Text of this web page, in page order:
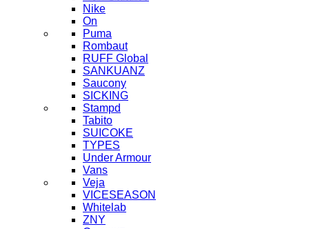
Nike
On
Puma
Rombaut
RUFF Global
SANKUANZ
Saucony
SICKING
Stampd
Tabito
SUICOKE
TYPES
Under Armour
Vans
Veja
VICESEASON
Whitelab
ZNY